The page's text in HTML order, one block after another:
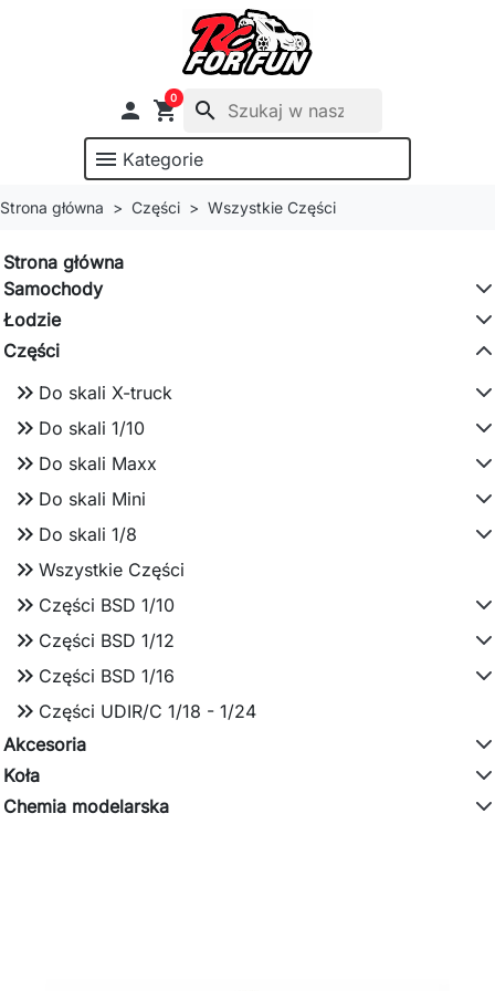
 shopping_cart
0
search
menu Kategorie
Strona główna Części Wszystkie Części
Strona główna
Samochody
Łodzie
Części
keyboard_double_arrow_right Do skali X-truck
keyboard_double_arrow_right Do skali 1/10
keyboard_double_arrow_right Do skali Maxx
keyboard_double_arrow_right Do skali Mini
keyboard_double_arrow_right Do skali 1/8
keyboard_double_arrow_right Wszystkie Części
keyboard_double_arrow_right Części BSD 1/10
keyboard_double_arrow_right Części BSD 1/12
keyboard_double_arrow_right Części BSD 1/16
keyboard_double_arrow_right Części UDIR/C 1/18 - 1/24
Akcesoria
Koła
Chemia modelarska